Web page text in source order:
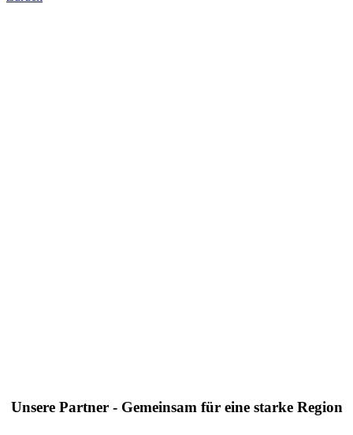
Unsere Partner - Gemeinsam für eine starke Region